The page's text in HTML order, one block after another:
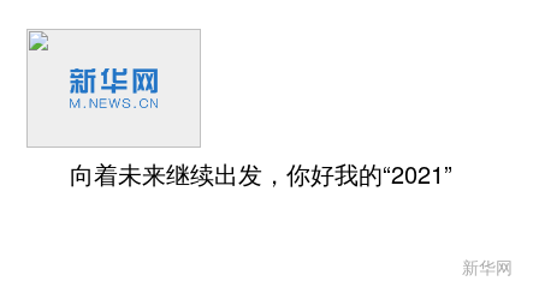
向着未来继续出发，你好我的“2021”
新华网